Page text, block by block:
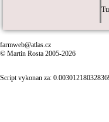
farmweb@atlas.cz
© Martin Rosta 2005-2026
Script vykonan za: